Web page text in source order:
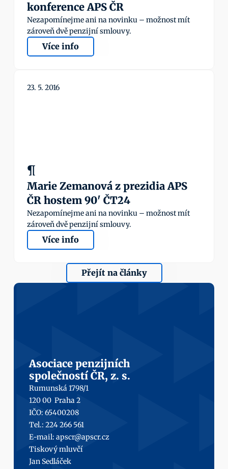
konference APS ČR
Nezapomínejme ani na novinku – možnost mít
zároveň dvě penzijní smlouvy.
Více info
23. 5. 2016
¶
Marie Zemanová z prezidia APS
ČR hostem 90' ČT24
Nezapomínejme ani na novinku – možnost mít
zároveň dvě penzijní smlouvy.
Více info
Přejít na články
Asociace penzijních
společností ČR, z. s.
Rumunská 1798/1
120 00  Praha 2
IČO: 65400208
Tel.: 224 266 561
E-mail: apscr@apscr.cz
Tiskový mluvčí
Jan Sedláček